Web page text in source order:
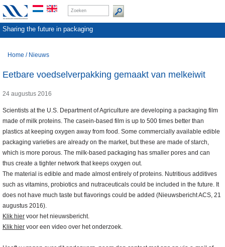
Sharing the future in packaging
Home / Nieuws
Eetbare voedselverpakking gemaakt van melkeiwit
24 augustus 2016
Scientists at the U.S. Department of Agriculture are developing a packaging film
made of milk proteins. The casein-based film is up to 500 times better than
plastics at keeping oxygen away from food. Some commercially available edible
packaging varieties are already on the market, but these are made of starch,
which is more porous. The milk-based packaging has smaller pores and can
thus create a tighter network that keeps oxygen out.
The material is edible and made almost entirely of proteins. Nutritious additives
such as vitamins, probiotics and nutraceuticals could be included in the future. It
does not have much taste but flavorings could be added (Nieuwsbericht ACS, 21
augustus 2016).
Klik hier voor het nieuwsbericht.
Klik hier voor een video over het onderzoek.